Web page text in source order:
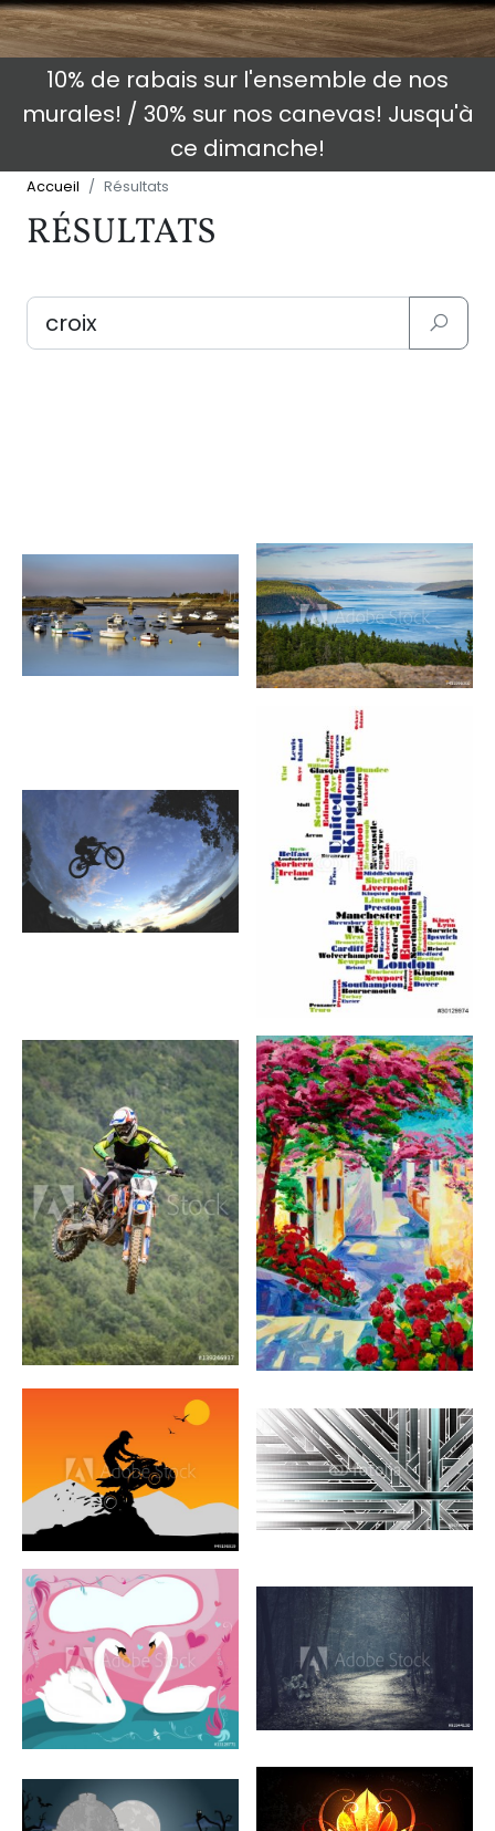
10% de rabais sur l'ensemble de nos
murales! / 30% sur nos canevas! Jusqu'à
ce dimanche!
Accueil Résultats
RÉSULTATS